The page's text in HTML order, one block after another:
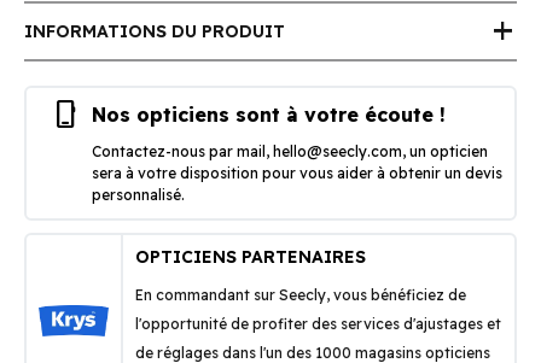
INFORMATIONS DU PRODUIT add
phone_iphone Nos opticiens sont à votre écoute !
Contactez-nous par mail, hello@seecly.com, un opticien
sera à votre disposition pour vous aider à obtenir un devis
personnalisé.
OPTICIENS PARTENAIRES
En commandant sur Seecly, vous bénéficiez de
l'opportunité de profiter des services d'ajustages et
de réglages dans l'un des 1000 magasins opticiens